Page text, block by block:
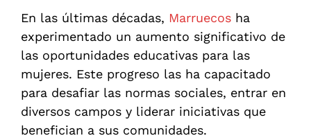
En las últimas décadas, Marruecos ha
experimentado un aumento significativo de
las oportunidades educativas para las
mujeres. Este progreso las ha capacitado
para desafiar las normas sociales, entrar en
diversos campos y liderar iniciativas que
benefician a sus comunidades.